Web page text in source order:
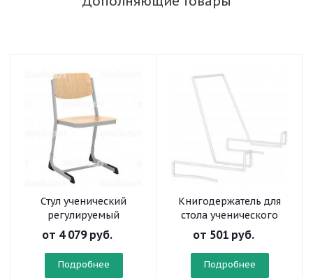
Стул ученический
регулируемый
«Осанка» на
плоскоовальной трубе
от 4 079 руб.
Подробнее
Книгодержатель для
стола ученического
от 501 руб.
Подробнее